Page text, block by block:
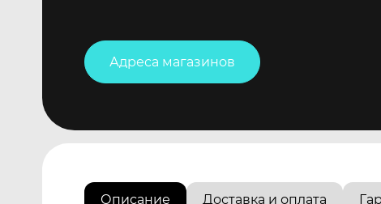
Адреса магазинов
Описание Доставка и оплата